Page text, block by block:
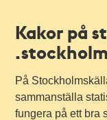
Kakor på
På
sammanställa
fungera på ett bra